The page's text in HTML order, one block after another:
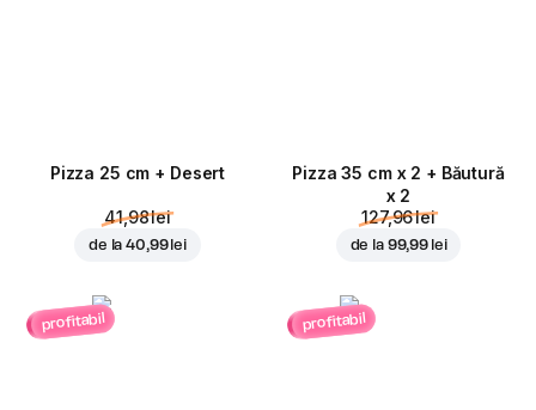
Pizza 25 cm + Desert
41,98 lei
de la40,99 lei
Pizza 35 cm x 2 + Băutură
x 2
127,96 lei
de la 99,99 lei
profitabil profitabil